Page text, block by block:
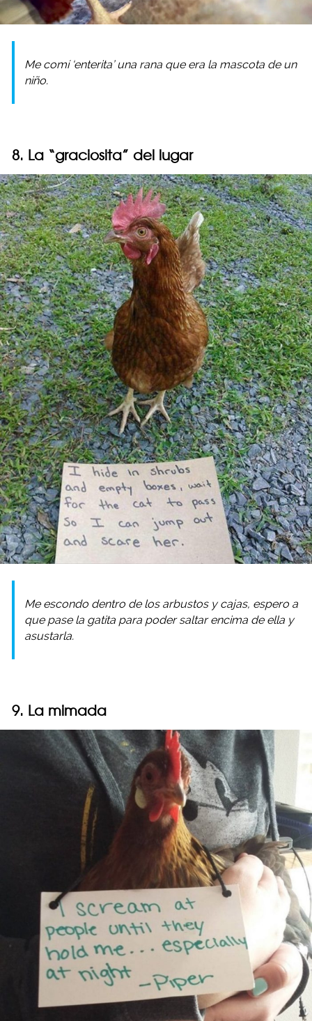
Me comí ‘enterita’ una rana que era la mascota de un
niño.
8. La “graciosita” del lugar
Me escondo dentro de los arbustos y cajas, espero a
que pase la gatita para poder saltar encima de ella y
asustarla.
9. La mimada